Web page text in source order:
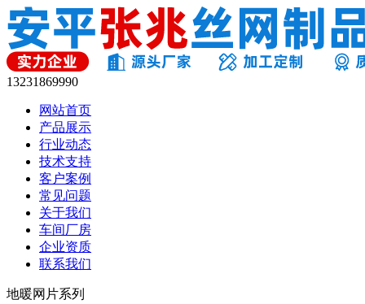
13231869990
网站首页
产品展示
行业动态
技术支持
客户案例
常见问题
关于我们
车间厂房
企业资质
联系我们
地暖网片系列